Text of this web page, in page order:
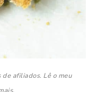
afiliados. Lê o meu